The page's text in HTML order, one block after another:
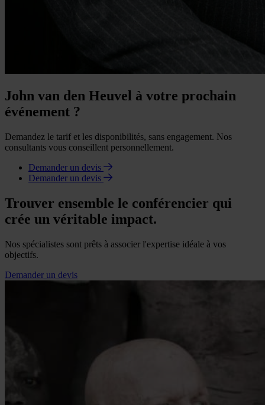
John van den Heuvel à votre prochain
événement ?
Demandez le tarif et les disponibilités, sans engagement. Nos
consultants vous conseillent personnellement.
Demander un devis
Demander un devis
Trouver ensemble le conférencier qui
crée un véritable impact.
Nos spécialistes sont prêts à associer l'expertise idéale à vos
objectifs.
Demander un devis